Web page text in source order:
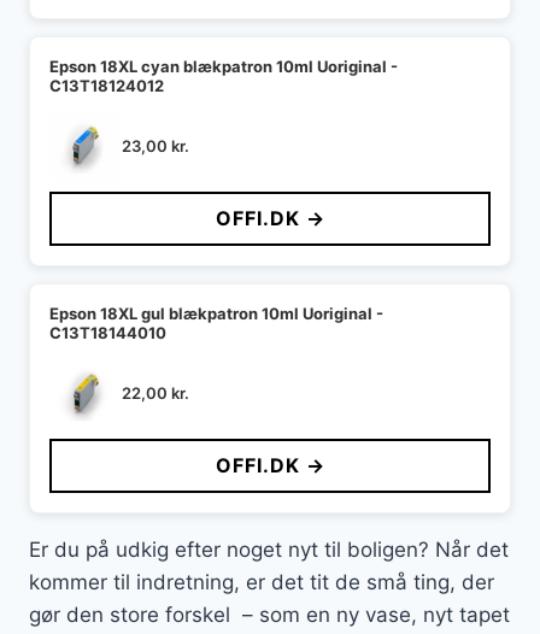
Epson 18XL cyan blækpatron 10ml Uoriginal -
C13T18124012
23,00 kr.
OFFI.DK →
Epson 18XL gul blækpatron 10ml Uoriginal -
C13T18144010
22,00 kr.
OFFI.DK →
Er du på udkig efter noget nyt til boligen? Når det
kommer til indretning, er det tit de små ting, der
gør den store forskel – som en ny vase, nyt tapet